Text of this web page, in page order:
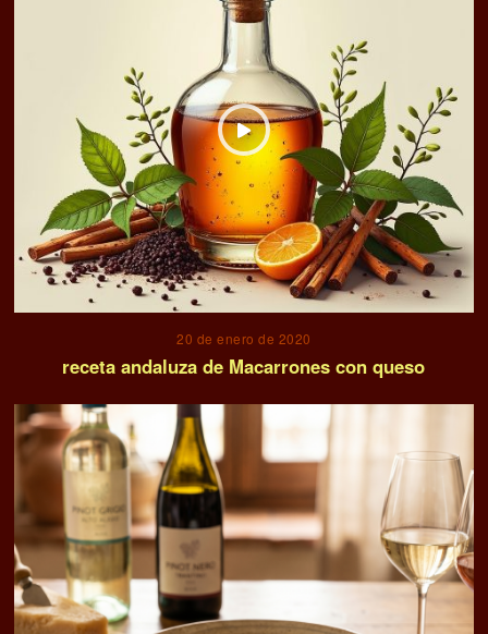
20 de enero de 2020
receta andaluza de Macarrones con queso